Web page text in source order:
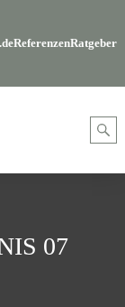
ReferenzenRatgeber
07